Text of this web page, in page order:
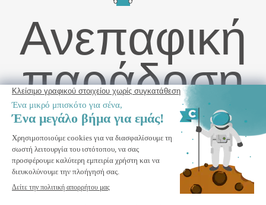
Ανεπαφική
παράδοση
FAZZIO Λευκή μηχανοκίνητη τέντα 5μ x 3μ με ύφασμα σε
μπεζ χρώμα και στερέωση στην οροφή
ΠΡΟΣΘΉΚΗ ΣΤΟ ΚΑΛΆΘΙ